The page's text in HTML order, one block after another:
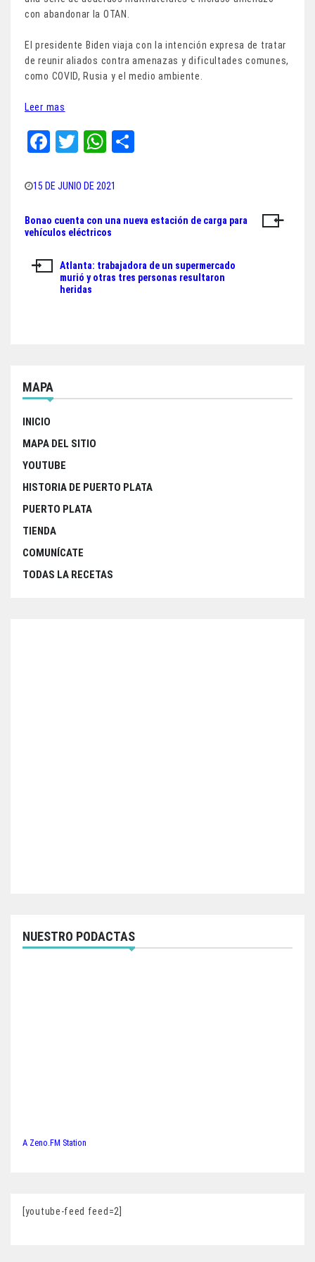
con abandonar la OTAN.
El presidente Biden viaja con la intención expresa de tratar
de reunir aliados contra amenazas y dificultades comunes,
como COVID, Rusia y el medio ambiente.
Leer mas
Fa
bo
T
tt
W
ts
pp
15 DE JUNIO DE 2021
Navegación
entradas
Bonao cuenta con una nueva estación de carga para
vehículos eléctricos
Atlanta: trabajadora de un supermercado
murió y otras tres personas resultaron
heridas
MAPA
INICIO
MAPA DEL SITIO
YOUTUBE
HISTORIA DE PUERTO PLATA
PUERTO PLATA
TIENDA
COMUNÍCATE
TODAS LA RECETAS
NUESTRO PODACTAS
A Zeno.FM Station
[youtube-feed feed=2]